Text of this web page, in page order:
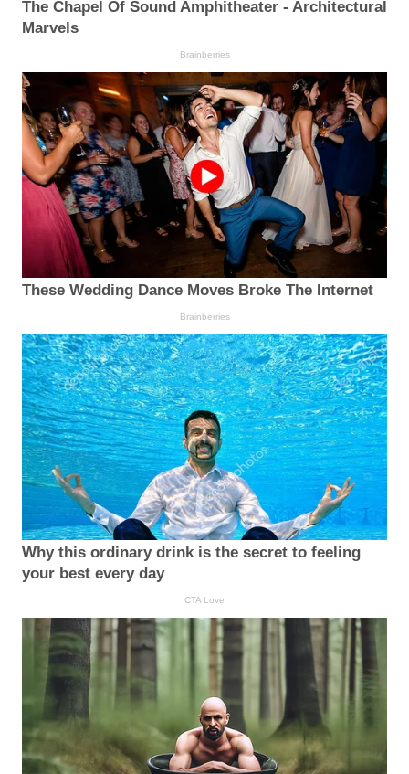
The Chapel Of Sound Amphitheater - Architectural
Marvels
Brainberries
These Wedding Dance Moves Broke The Internet
Brainberries
Why this ordinary drink is the secret to feeling
your best every day
CTA Love